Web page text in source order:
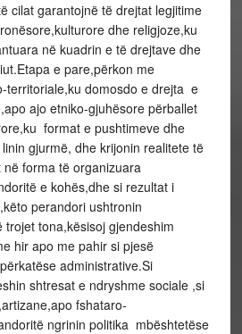
cilat garantojnë të drejtat legjitime
dhe religjoze,ku
në kuadrin e të drejtave dhe
e pare,përkon me
territoriale,ku domosdo e drejta e
ajo etniko-gjuhësore përballet
format e pushtimeve dhe
gjurmë, dhe krijonin realitete të
forma të organizuara
e kohës,dhe si rezultat i
perandori ushtronin
tona,kësisoj gjendeshim
hir apo me pahir si pjesë
administrative.Si
shtresat e ndryshme sociale ,si
fshataro-
ngrinin politika mbështetëse